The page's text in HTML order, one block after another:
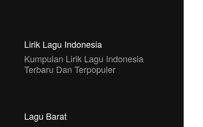
Lirik Lagu Indonesia
Kumpulan Lirik Lagu Indonesia
Terbaru Dan Terpopuler
Lagu Barat